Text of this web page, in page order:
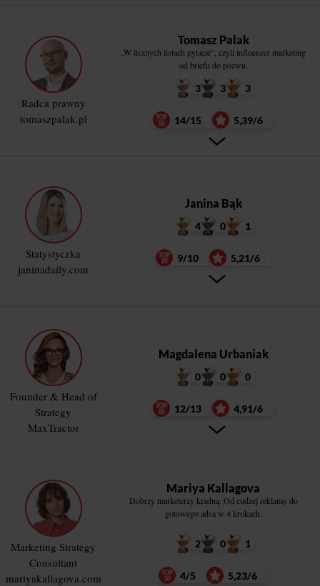
Radca prawny
tomaszpalak.pl
Tomasz Palak
„W licznych listach pytacie”, czyli influencer marketing
od briefu do pozwu.
3 3 3
14/15 5,39/6
Statystyczka
janinadaily.com
Janina Bąk
4 0 1
9/10 5,21/6
Founder & Head of
Strategy
MaxTractor
Magdalena Urbaniak
0 0 0
12/13 4,91/6
Marketing Strategy
Consultant
mariyakallagova.com
Mariya Kallagova
Dobrzy marketerzy kradną. Od cudzej reklamy do
gotowego adsa w 4 krokach.
2 0 1
4/5 5,23/6